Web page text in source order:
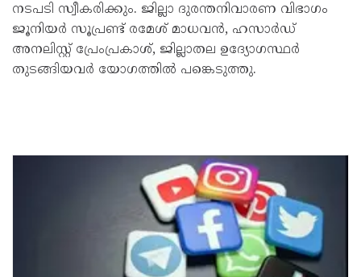
നടപടി സ്വീകരിക്കും. ജില്ലാ ദുരന്തനിവാരണ വിഭാഗം
ജൂനിയർ സൂപ്രണ്ട് രമേശ് മാധവൻ, ഹസാർഡ്
അനലിസ്റ്റ് പ്രേംപ്രകാശ്, ജില്ലാതല ഉദ്യോഗസ്ഥർ
തുടങ്ങിയവർ യോഗത്തിൽ പങ്കെടുത്തു.